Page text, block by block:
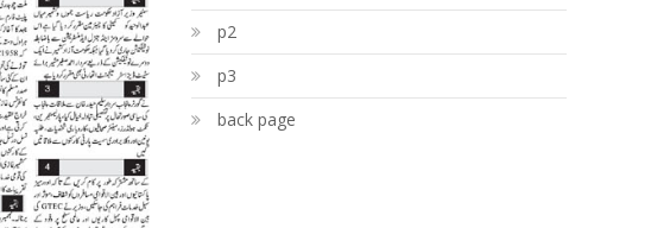
p2
p3
back page